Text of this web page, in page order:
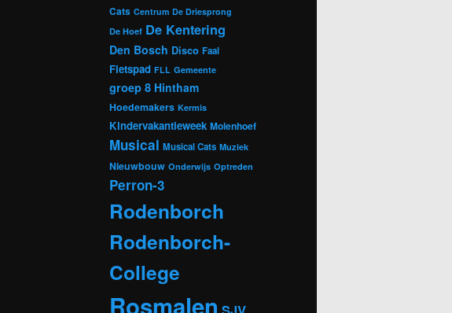
Cats Centrum De Driesprong
De Hoef De Kentering
Den Bosch Disco Faal
Fietspad FLL Gemeente
groep 8 Hintham
Hoedemakers Kermis
Kindervakantieweek Molenhoef
Musical Musical Cats Muziek
Nieuwbouw Onderwijs Optreden
Perron-3
Rodenborch
Rodenborch-
College
Rosmalen